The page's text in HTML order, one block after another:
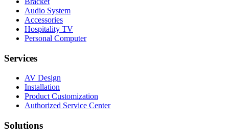
Audio System
Accessories
Hospitality TV
Personal Computer
Services
AV Design
Installation
Product Customization
Authorized Service Center
Solutions